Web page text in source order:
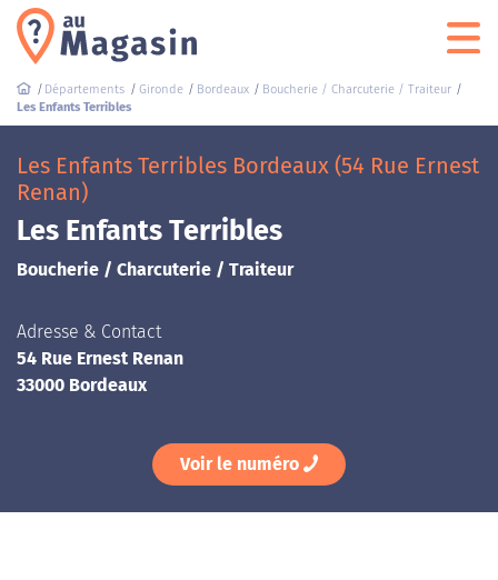
Départements Gironde Bordeaux
Boucherie / Charcuterie / Traiteur
Les Enfants Terribles
Les Enfants Terribles Bordeaux (54 Rue Ernest
Renan)
Les Enfants Terribles
Boucherie / Charcuterie / Traiteur
Adresse & Contact
54 Rue Ernest Renan
33000 Bordeaux
Voir le numéro